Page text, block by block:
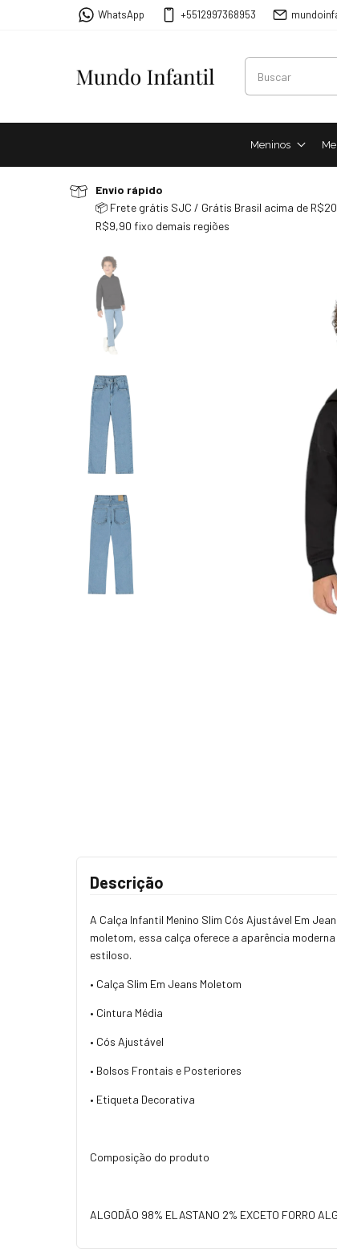
WhatsApp +5512997368953
Meninos
Envio rápido
📦 Frete grátis SJC / Grátis Brasil acima de
R$9,90 fixo demais regiões
Descrição
A Calça Infantil Menino Slim Cós Ajustável Em
moletom, essa calça oferece a aparência
estiloso.
• Calça Slim Em Jeans Moletom
• Cintura Média
• Cós Ajustável
• Bolsos Frontais e Posteriores
• Etiqueta Decorativa
Composição do produto
ALGODÃO 98% ELASTANO 2% EXCETO FORRO